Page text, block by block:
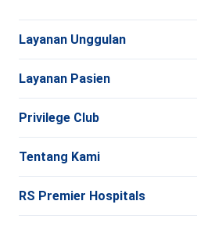
Layanan Unggulan
Layanan Pasien
Privilege Club
Tentang Kami
RS Premier Hospitals